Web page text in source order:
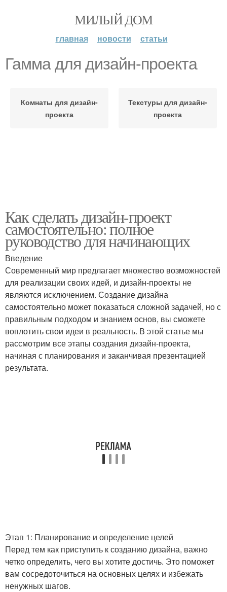
МИЛЫЙ ДОМ
главная новости статьи
Гамма для дизайн-проекта
Комнаты для дизайн-
проекта
Текстуры для дизайн-
проекта
Как сделать дизайн-проект
самостоятельно: полное
руководство для начинающих
Введение
Современный мир предлагает множество возможностей
для реализации своих идей, и дизайн-проекты не
являются исключением. Создание дизайна
самостоятельно может показаться сложной задачей, но с
правильным подходом и знанием основ, вы сможете
воплотить свои идеи в реальность. В этой статье мы
рассмотрим все этапы создания дизайн-проекта,
начиная с планирования и заканчивая презентацией
результата.
Этап 1: Планирование и определение целей
Перед тем как приступить к созданию дизайна, важно
четко определить, чего вы хотите достичь. Это поможет
вам сосредоточиться на основных целях и избежать
ненужных шагов.